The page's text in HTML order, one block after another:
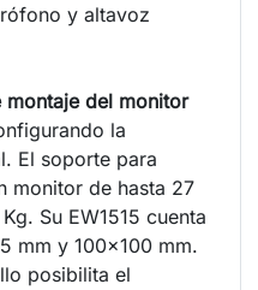
y altavoz
montaje del monitor
la
El soporte para
monitor de hasta 27
Su EW1515 cuenta
mm y 100x100 mm.
posibilita el